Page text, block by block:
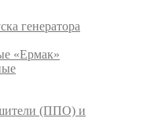
генератора
«Ермак»
(ППО) и